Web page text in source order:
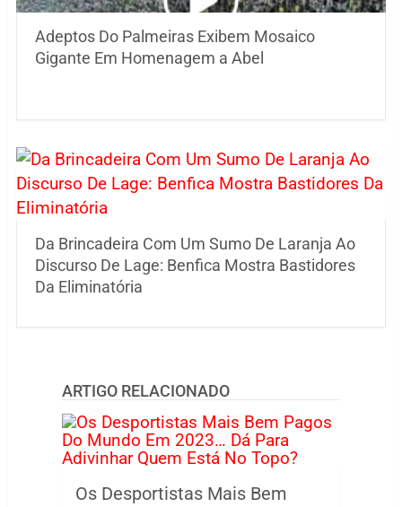
Adeptos Do Palmeiras Exibem Mosaico
Gigante Em Homenagem a Abel
Da Brincadeira Com Um Sumo De Laranja Ao
Discurso De Lage: Benfica Mostra Bastidores
Da Eliminatória
ARTIGO RELACIONADO
Os Desportistas Mais Bem